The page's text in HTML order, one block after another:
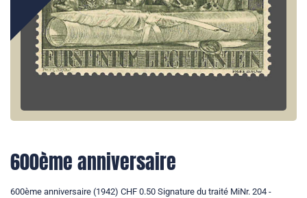
600ème anniversaire
600ème anniversaire (1942) CHF 0.50 Signature du traité MiNr. 204 -